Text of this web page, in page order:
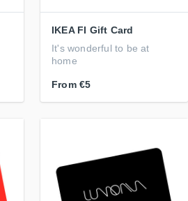
IKEA FI Gift Card
It's wonderful to be at
home
From €5